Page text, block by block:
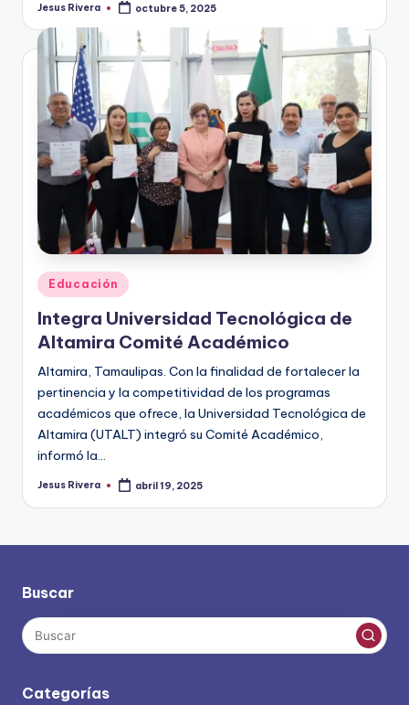
Publicado
Jesus Rivera octubre 5, 2025
Publicado
en
Educación
Integra Universidad Tecnológica de
Altamira Comité Académico
Altamira, Tamaulipas. Con la finalidad de fortalecer la
pertinencia y la competitividad de los programas
académicos que ofrece, la Universidad Tecnológica de
Altamira (UTALT) integró su Comité Académico,
informó la…
Publicado
Jesus Rivera abril 19, 2025
Buscar
Categorías